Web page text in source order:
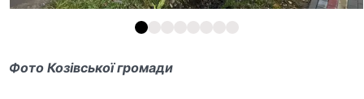
Фото Козівської громади